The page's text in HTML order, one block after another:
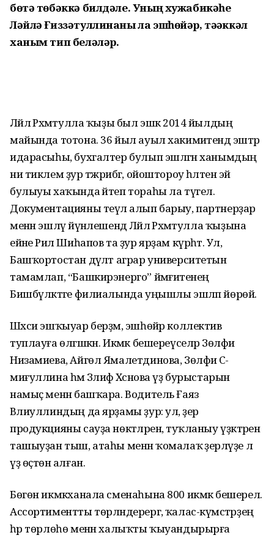
бөтә төбәккә билдәле. Уның хужабикәһе
Ләйлә Ғиззәтуллинаны ла эшһөйәр, тәүәккәл
ханым тип беләләр.
Ләйлә Рәхмәтулла ҡыҙы был эшкә 2014 йылдың
майында тотона. 36 йыл ауыл хакимиәтендә эштәр
идарасыһы, бухгалтер булып эшләгән ханымдың
ни тиклем ҙур тәжрибәгә, ойоштороу һәләтенә эйә
булыуы хаҡында әйтеп тораһы ла түгел.
Документацияны теүәл алып барыу, партнерҙар
менән эшләү йүнәлешендә Ләйлә Рәхмәтулла ҡы­ҙына
ейәне Рәил Шиһапов та ҙур ярҙам күрһәтә. Ул,
Башҡортостан дәүләт аграр университетын
тамамлап, “Башкир­энерго” йәмғиәтенең
Бишбүләктәге филиалында уңышлы эшләп йөрөй.
Шәхси эшҡыуар берҙәм, эшһөйәр коллектив
туплауға өлгәшкән. Икмәк бешереүселәр Зөлфиә
Низамиева, Айгөл Ямалетдинова, Зөлфиә Сә­
миғуллина һәм Зәлифә Хәсәнова үҙ бурыстарын
намыҫ менән башҡара. Водитель Ғаяз
Вәлиуллиндың да ярҙамы ҙур: ул, әҙер
продукцияны сауҙа нөктәләренә, туҡланыу үҙәктәренә
ташыуҙан тыш, атаһы менән ҡомалаҡ әҙерләүҙе лә
үҙ өҫтөнә алған.
Бөгөн икмәкханала сменаһына 800 ик­мәк бешерелә.
Ассортиментты төр­ләндерергә, ҡалас-күмәстәрҙең
һәр төрлөһө менән халыҡты ҡыуандырырға